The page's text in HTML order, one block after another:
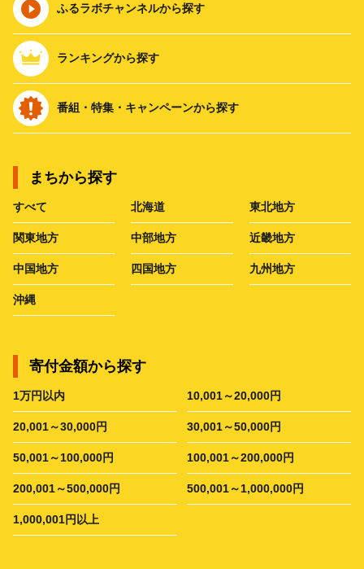
ふるラボチャンネルから探す
ランキングから探す
番組・特集・キャンペーンから探す
まちから探す
すべて 北海道 東北地方
関東地方 中部地方 近畿地方
中国地方 四国地方 九州地方
沖縄
寄付金額から探す
1万円以内 10,001～20,000円
20,001～30,000円 30,001～50,000円
50,001～100,000円 100,001～200,000円
200,001～500,000円 500,001～1,000,000円
1,000,001円以上